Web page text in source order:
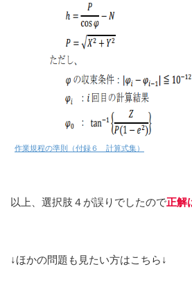
作業規程の準則（付録６ 計算式集）
以上、選択肢４が誤りでしたので正解
↓ほかの問題も見たい方はこちら↓